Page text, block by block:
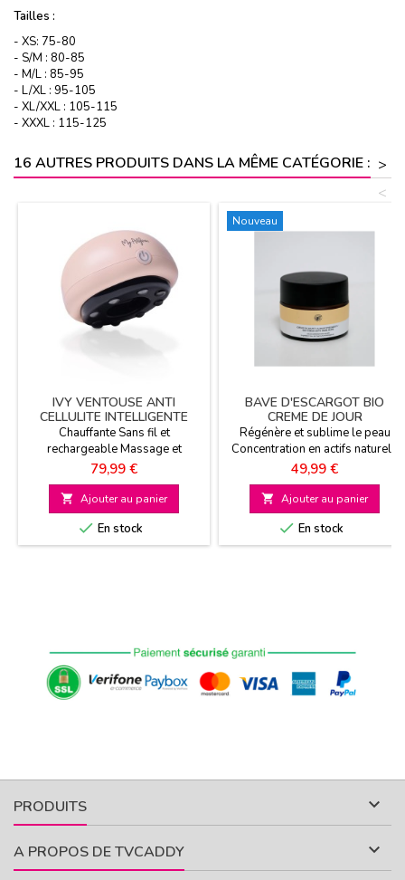
Tailles :
- XS: 75-80
- S/M : 80-85
- M/L : 85-95
- L/XL : 95-105
- XL/XXL : 105-115
- XXXL : 115-125
16 AUTRES PRODUITS DANS LA MÊME CATÉGORIE : >
<
IVY VENTOUSE ANTI
CELLULITE INTELLIGENTE
Chauffante Sans fil et
rechargeable Massage et
aspiration
Prix
79,99 €
 Ajouter au panier
 En stock
Nouveau
BAVE D'ESCARGOT BIO
CREME DE JOUR
Régénère et sublime le peau
Concentration en actifs naturels
Lisse les rides et ridules
Prix
49,99 €
 Ajouter au panier
 En stock
PRODUITS 
A PROPOS DE TVCADDY 